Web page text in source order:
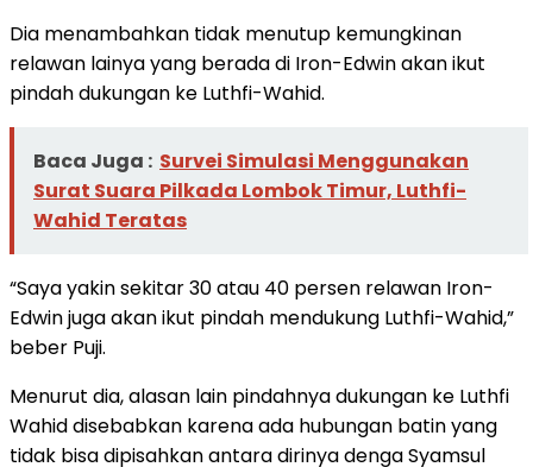
Dia menambahkan tidak menutup kemungkinan
relawan lainya yang berada di Iron-Edwin akan ikut
pindah dukungan ke Luthfi-Wahid.
Baca Juga : Survei Simulasi Menggunakan
Surat Suara Pilkada Lombok Timur, Luthfi-
Wahid Teratas
“Saya yakin sekitar 30 atau 40 persen relawan Iron-
Edwin juga akan ikut pindah mendukung Luthfi-Wahid,”
beber Puji.
Menurut dia, alasan lain pindahnya dukungan ke Luthfi
Wahid disebabkan karena ada hubungan batin yang
tidak bisa dipisahkan antara dirinya denga Syamsul